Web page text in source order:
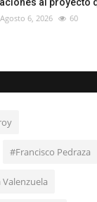
Agosto 6, 2026 60
#Francisco Pedraza
Valenzuela